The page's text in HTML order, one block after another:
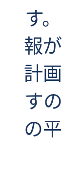
す
報
計
す
の